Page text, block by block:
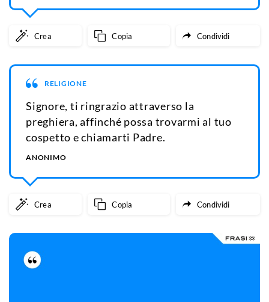
Crea Copia Condividi
RELIGIONE
Signore, ti ringrazio attraverso la
preghiera, affinché possa trovarmi al tuo
cospetto e chiamarti Padre.
ANONIMO
Crea Copia Condividi